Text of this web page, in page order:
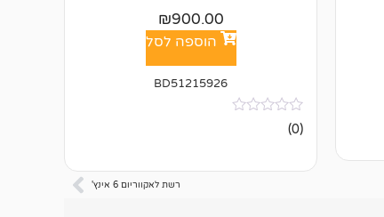
₪900.00
הוספה לסל
BD51215926
אין
ביקורות
(0)
רשת לאקווריום 6 אינץ'